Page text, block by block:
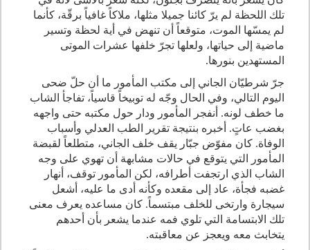
تلك اللحظة لم يرّ كائنا جميلا مثلها، ملاكاً غافياً برقّة، كأنما
لم يمسّها الموت، متوقعاً أن تنهض في أية لحظة وتسير
ماضية إلى حياتها، ولعلها تجرّ خلفها عشرات الموتى
المستهدين بنورها.
جرّ شرطيّان الجاني إلى مكتب المأمور ما أن حلّ ضحى
اليوم التالي، وفي الحال وجّه له توبيخاً قاسياً، تفاجأ الشاب
ما خطف لونه. أنفجر المأمور ودار حول مكتبه حتى واجهه
بغضب عاتٍ. أخبره بنتيجة تقرير الطب العدلي وأسباب
الوفاة. كان مفوّض جبّار يقف خلف الجاني، متطلعاً لقبضة
المأمور التي يتوقع في حالات مشابهة أن تهوي على وجه
الشاب الذي ارتجفت أطرافه، لكن المأمور توقف، أنهار
غضبه فجأة، عاد إلى مقعده وكأنه أدى ما عليه، أشعل
سيجارة وارتخى للخلف مبتسماً. كان مساعده يعرف معنى
تلك الابتسامة التي تلوي فمه عندما يشعر بأن أحدهم
يتخابث معه ويعجز عن معاقبته.